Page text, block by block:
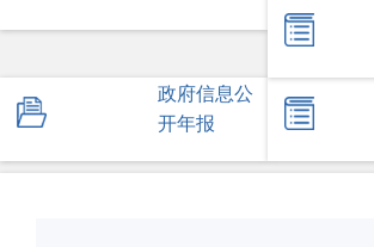
政府信息公
开年报